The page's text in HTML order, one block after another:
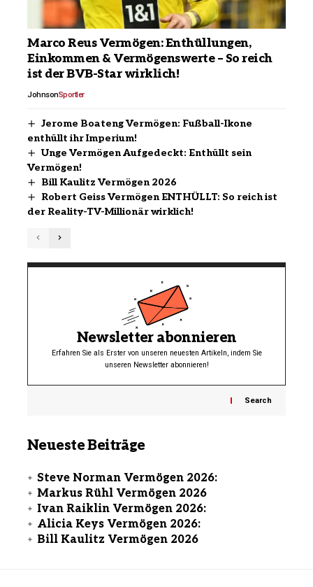
Marco Reus Vermögen: Enthüllungen,
Einkommen & Vermögenswerte – So reich
ist der BVB-Star wirklich!
JohnsonSportler
Jerome Boateng Vermögen: Fußball-Ikone
enthüllt ihr Imperium!
Unge Vermögen Aufgedeckt: Enthüllt sein
Vermögen!
Bill Kaulitz Vermögen 2026
Robert Geiss Vermögen ENTHÜLLT: So reich ist
der Reality-TV-Millionär wirklich!
Newsletter abonnieren
Erfahren Sie als Erster von unseren neuesten Artikeln, indem Sie
unseren Newsletter abonnieren!
Search
Neueste Beiträge
Steve Norman Vermögen 2026:
Markus Rühl Vermögen 2026
Ivan Raiklin Vermögen 2026:
Alicia Keys Vermögen 2026:
Bill Kaulitz Vermögen 2026